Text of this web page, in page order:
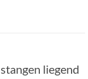
liegend